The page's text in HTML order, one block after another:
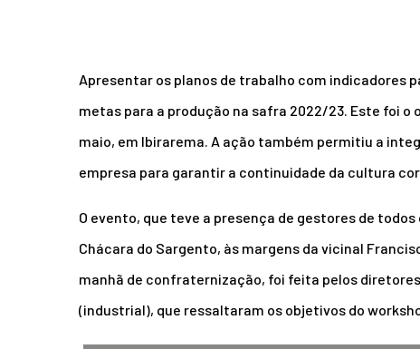
Apresentar os planos de trabalho com indicadores
metas para a produção na safra 2022/23. Este foi o
maio, em Ibirarema. A ação também permitiu a
empresa para garantir a continuidade da cultura
O evento, que teve a presença de gestores de
Chácara do Sargento, às margens da vicinal
manhã de confraternização, foi feita pelos
(industrial), que ressaltaram os objetivos do